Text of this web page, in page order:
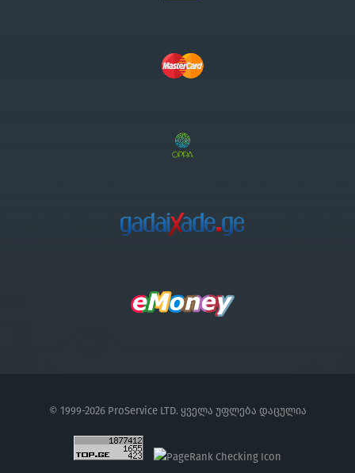
© 1999-2026 ProService LTD. ყველა უფლება დაცულია